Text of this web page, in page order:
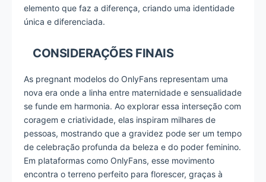
elemento que faz a diferença, criando uma identidade
única e diferenciada.
CONSIDERAÇÕES FINAIS
As pregnant modelos do OnlyFans representam uma
nova era onde a linha entre maternidade e sensualidade
se funde em harmonia. Ao explorar essa interseção com
coragem e criatividade, elas inspiram milhares de
pessoas, mostrando que a gravidez pode ser um tempo
de celebração profunda da beleza e do poder feminino.
Em plataformas como OnlyFans, esse movimento
encontra o terreno perfeito para florescer, graças à